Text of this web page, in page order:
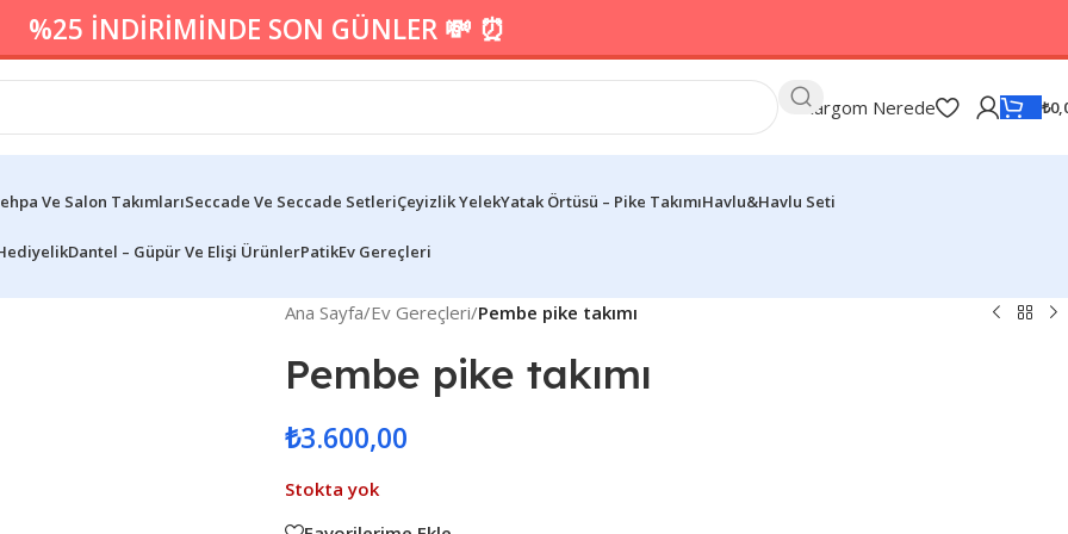
%25 İNDİRİMİNDE SON GÜNLER 💸 ⏰
Kargom Nerede ₺
Ve Salon TakımlarıSeccade Ve Seccade SetleriÇeyizlik YelekYatak Örtüsü – Pike TakımıHavlu&Havlu Seti
Dantel – Güpür Ve Elişi ÜrünlerPatikEv Gereçleri
Ana Sayfa/Ev Gereçleri/Pembe pike takımı
Pembe pike takımı
₺3.600,00
Stokta yok